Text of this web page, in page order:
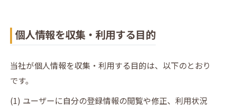
個人情報を収集・利用する目的
当社が個人情報を収集・利用する目的は、以下のとおり
です。
(1) ユーザーに自分の登録情報の閲覧や修正、利用状況